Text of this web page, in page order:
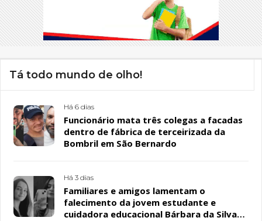
Tá todo mundo de olho!
Há 6 dias
Funcionário mata três colegas a facadas
dentro de fábrica de terceirizada da
Bombril em São Bernardo
Há 3 dias
Familiares e amigos lamentam o
falecimento da jovem estudante e
cuidadora educacional Bárbara da Silva